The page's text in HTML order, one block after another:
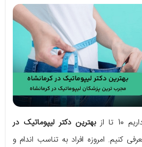
از
بهترین دکتر لیپوماتیک در
کنیم. امروزه افراد به تناسب اندام و